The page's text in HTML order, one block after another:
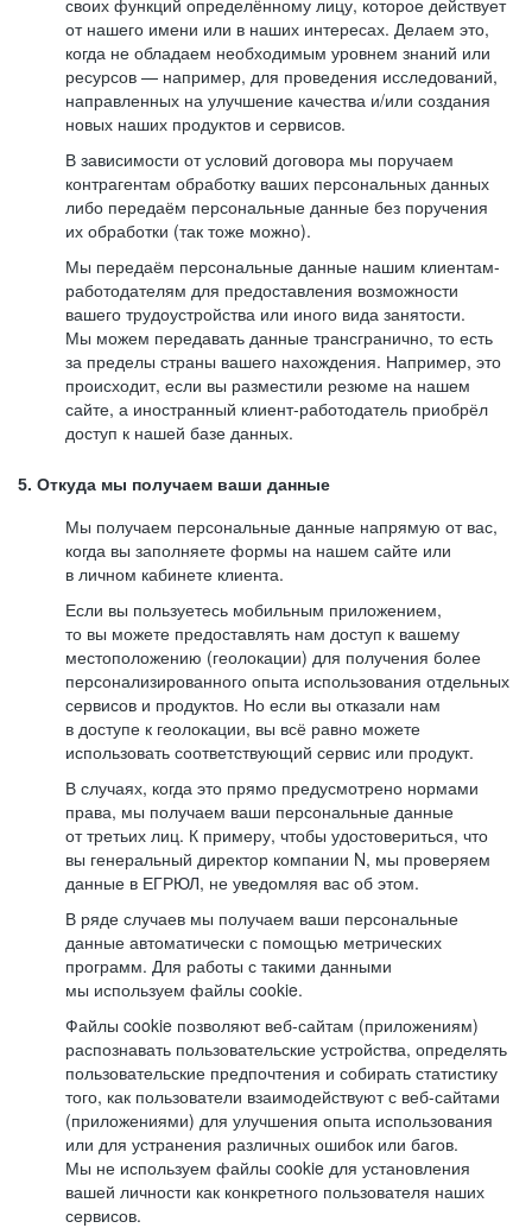
своих функций определённому лицу, которое действует
от нашего имени или в наших интересах. Делаем это,
когда не обладаем необходимым уровнем знаний или
ресурсов — например, для проведения исследований,
направленных на улучшение качества и/или создания
новых наших продуктов и сервисов.
В зависимости от условий договора мы поручаем
контрагентам обработку ваших персональных данных
либо передаём персональные данные без поручения
их обработки (так тоже можно).
Мы передаём персональные данные нашим клиентам-
работодателям для предоставления возможности
вашего трудоустройства или иного вида занятости.
Мы можем передавать данные трансгранично, то есть
за пределы страны вашего нахождения. Например, это
происходит, если вы разместили резюме на нашем
сайте, а иностранный клиент-работодатель приобрёл
доступ к нашей базе данных.
5. Откуда мы получаем ваши данные
Мы получаем персональные данные напрямую от вас,
когда вы заполняете формы на нашем сайте или
в личном кабинете клиента.
Если вы пользуетесь мобильным приложением,
то вы можете предоставлять нам доступ к вашему
местоположению (геолокации) для получения более
персонализированного опыта использования отдельных
сервисов и продуктов. Но если вы отказали нам
в доступе к геолокации, вы всё равно можете
использовать соответствующий сервис или продукт.
В случаях, когда это прямо предусмотрено нормами
права, мы получаем ваши персональные данные
от третьих лиц. К примеру, чтобы удостовериться, что
вы генеральный директор компании N, мы проверяем
данные в ЕГРЮЛ, не уведомляя вас об этом.
В ряде случаев мы получаем ваши персональные
данные автоматически с помощью метрических
программ. Для работы с такими данными
мы используем файлы cookie.
Файлы cookie позволяют веб-сайтам (приложениям)
распознавать пользовательские устройства, определять
пользовательские предпочтения и собирать статистику
того, как пользователи взаимодействуют с веб-сайтами
(приложениями) для улучшения опыта использования
или для устранения различных ошибок или багов.
Мы не используем файлы cookie для установления
вашей личности как конкретного пользователя наших
сервисов.